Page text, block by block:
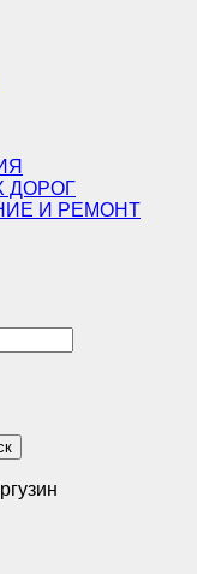
ДОРОГ
И РЕМОНТ